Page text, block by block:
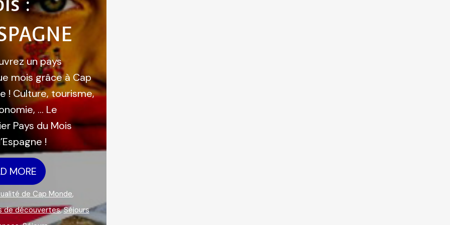
un pays
mois grâce à Cap
! Culture, tourisme,
… Le
Pays du Mois
!
MORE
de Cap Monde,
de découvertes,Séjours